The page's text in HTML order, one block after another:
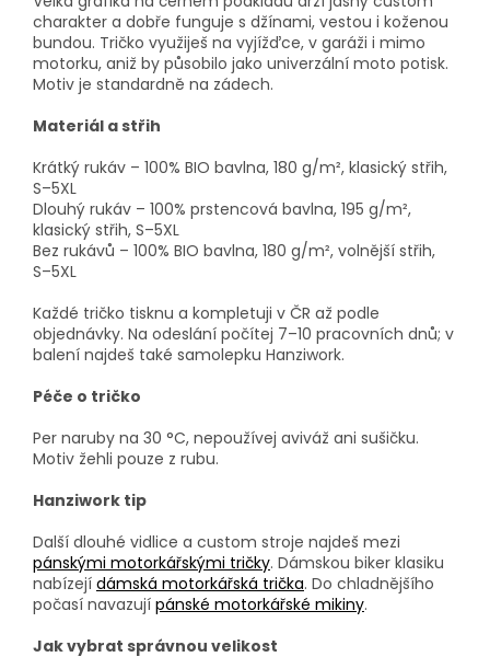
charakter a dobře funguje s džínami, vestou i koženou
bundou. Tričko využiješ na vyjížďce, v garáži i mimo
motorku, aniž by působilo jako univerzální moto potisk.
Motiv je standardně na zádech.
Materiál a střih
Krátký rukáv – 100% BIO bavlna, 180 g/m², klasický střih,
S–5XL
Dlouhý rukáv – 100% prstencová bavlna, 195 g/m²,
klasický střih, S–5XL
Bez rukávů – 100% BIO bavlna, 180 g/m², volnější střih,
S–5XL
Každé tričko tisknu a kompletuji v ČR až podle
objednávky. Na odeslání počítej 7–10 pracovních dnů; v
balení najdeš také samolepku Hanziwork.
Péče o tričko
Per naruby na 30 °C, nepoužívej aviváž ani sušičku.
Motiv žehli pouze z rubu.
Hanziwork tip
Další dlouhé vidlice a custom stroje najdeš mezi
pánskými motorkářskými tričky. Dámskou biker klasiku
nabízejí dámská motorkářská trička. Do chladnějšího
počasí navazují pánské motorkářské mikiny.
Jak vybrat správnou velikost